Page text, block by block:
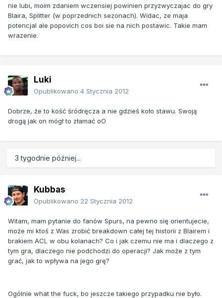
nie lubi, moim zdaniem wczensiej powinien przyzwyczajac do gry
Blaira, Splitter (w poprzednich sezonach). Widac, ze maja
potencjal ale popovich cos boi sie na nich postawic. Takie mam
wrazenie.
Luki
Opublikowano 4 Stycznia 2012
Dobrze, że to kość śródręcza a nie gdzieś koło stawu. Swoją
drogą jak on mógł to złamać oO
3 tygodnie później...
Kubbas
Opublikowano 22 Stycznia 2012
Witam, mam pytanie do fanów Spurs, na pewno się orientujecie,
może mi ktoś z Was zrobić breakdown całej tej historii z Blairem i
brakiem ACL w obu kolanach? Co i jak czemu nie ma i dlaczego z
tym gra, dlaczego nie podchodzi do operacji? Jak może z tym
grać, jak to wpływa na jego grę?
Ogólnie what the fuck, bo jeszcze takiego przypadku nie było.